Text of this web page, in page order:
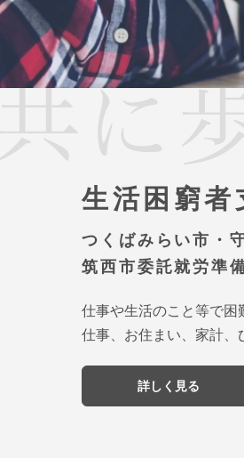
生活困窮者
つくばみらい市・
筑西市委託就労準
仕事や生活のこと等で困
仕事、お住まい、家計、
詳しく見る